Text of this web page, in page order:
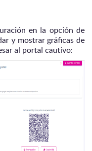
en la opción de
y mostrar gráficas de
al portal cautivo: